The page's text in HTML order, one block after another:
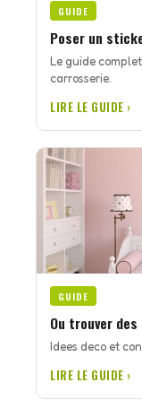
GUIDE
Poser un
Le guide
carrosserie.
LIRE LE GUIDE ›
GUIDE
Ou trouver
Idees deco et
LIRE LE GUIDE ›